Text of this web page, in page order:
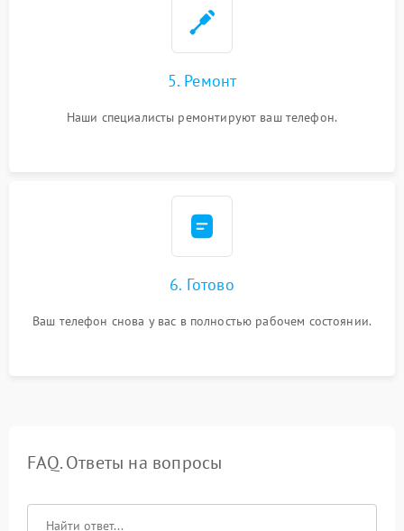
5. Ремонт
Наши специалисты ремонтируют ваш телефон.
6. Готово
Ваш телефон снова у вас в полностью рабочем состоянии.
FAQ. Ответы на вопросы